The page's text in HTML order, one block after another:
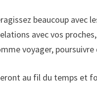
beaucoup avec
avec vos
voyager,
au fil du temps et